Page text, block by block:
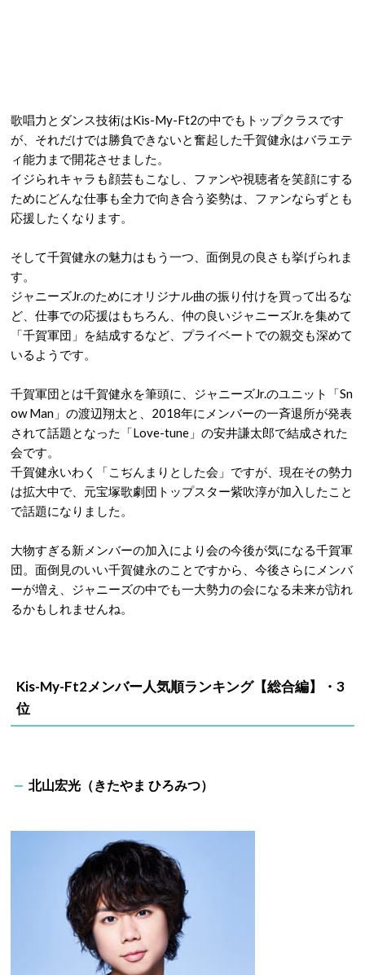
歌唱力とダンス技術はKis-My-Ft2の中でもトップクラスです
が、それだけでは勝負できないと奮起した千賀健永はバラエテ
ィ能力まで開花させました。
イジられキャラも顔芸もこなし、ファンや視聴者を笑顔にする
ためにどんな仕事も全力で向き合う姿勢は、ファンならずとも
応援したくなります。
そして千賀健永の魅力はもう一つ、面倒見の良さも挙げられま
す。
ジャニーズJr.のためにオリジナル曲の振り付けを買って出るな
ど、仕事での応援はもちろん、仲の良いジャニーズJr.を集めて
「千賀軍団」を結成するなど、プライベートでの親交も深めて
いるようです。
千賀軍団とは千賀健永を筆頭に、ジャニーズJr.のユニット「Sn
ow Man」の渡辺翔太と、2018年にメンバーの一斉退所が発表
されて話題となった「Love-tune」の安井謙太郎で結成された
会です。
千賀健永いわく「こぢんまりとした会」ですが、現在その勢力
は拡大中で、元宝塚歌劇団トップスター紫吹淳が加入したこと
で話題になりました。
大物すぎる新メンバーの加入により会の今後が気になる千賀軍
団。面倒見のいい千賀健永のことですから、今後さらにメンバ
ーが増え、ジャニーズの中でも一大勢力の会になる未来が訪れ
るかもしれませんね。
Kis-My-Ft2メンバー人気順ランキング【総合編】・3
位
北山宏光（きたやま ひろみつ）